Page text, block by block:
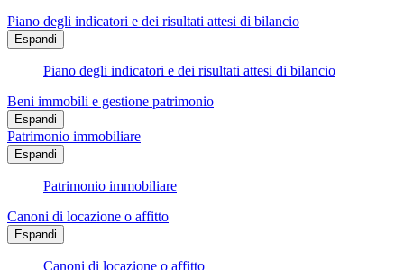
Piano degli indicatori e dei risultati attesi di bilancio
Espandi
Piano degli indicatori e dei risultati attesi di bilancio
Beni immobili e gestione patrimonio
Espandi
Patrimonio immobiliare
Espandi
Patrimonio immobiliare
Canoni di locazione o affitto
Espandi
Canoni di locazione o affitto